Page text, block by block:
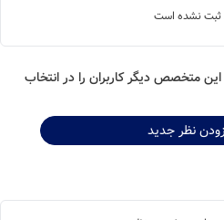
نشده است
دیگر کاربران را در انتخاب
نظر جدید